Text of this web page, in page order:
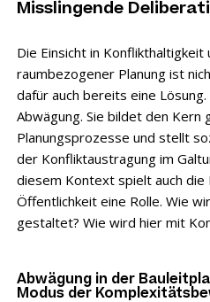
Misslingende
Die Einsicht in
raumbezogener Planung ist
dafür auch bereits eine
Abwägung. Sie bildet den
Planungsprozesse und stellt
der Konfliktaustragung im
diesem Kontext spielt auch die
Öffentlichkeit eine Rolle. Wie
gestaltet? Wie wird hier mit
Abwägung in der
Modus der